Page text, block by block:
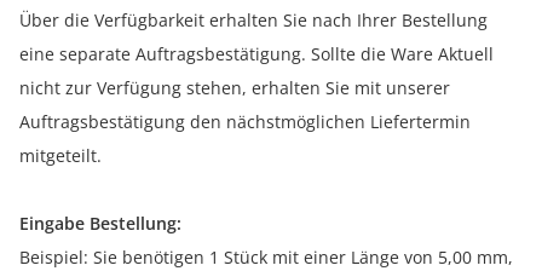
Über die Verfügbarkeit erhalten Sie nach Ihrer Bestellung
eine separate Auftragsbestätigung. Sollte die Ware Aktuell
nicht zur Verfügung stehen, erhalten Sie mit unserer
Auftragsbestätigung den nächstmöglichen Liefertermin
mitgeteilt.
Eingabe Bestellung:
Beispiel: Sie benötigen 1 Stück mit einer Länge von 5,00 mm,